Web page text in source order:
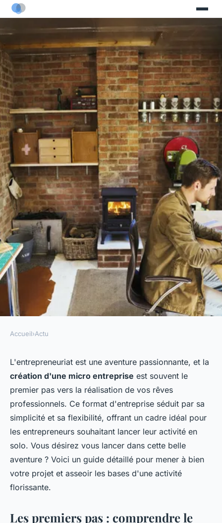
Créer une micro entreprise
ozanne 16 février 2024 • 2 min de lecture
Accueil›Actu
L'entrepreneuriat est une aventure passionnante, et la
création d'une micro entreprise est souvent le
premier pas vers la réalisation de vos rêves
professionnels. Ce format d'entreprise séduit par sa
simplicité et sa flexibilité, offrant un cadre idéal pour
les entrepreneurs souhaitant lancer leur activité en
solo. Vous désirez vous lancer dans cette belle
aventure ? Voici un guide détaillé pour mener à bien
votre projet et asseoir les bases d'une activité
florissante.
Les premiers pas : comprendre le